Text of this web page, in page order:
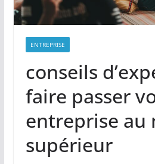
ENTREPRISE
conseils
faire passer
entreprise au
supérieur